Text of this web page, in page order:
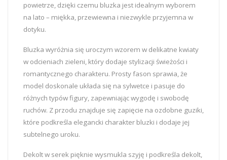
powietrze, dzięki czemu bluzka jest idealnym wyborem
na lato – miękka, przewiewna i niezwykle przyjemna w
dotyku.
Bluzka wyróżnia się uroczym wzorem w delikatne kwiaty
w odcieniach zieleni, który dodaje stylizacji świeżości i
romantycznego charakteru. Prosty fason sprawia, że
model doskonale układa się na sylwetce i pasuje do
różnych typów figury, zapewniając wygodę i swobodę
ruchów. Z przodu znajduje się zapięcie na ozdobne guziki,
które podkreśla elegancki charakter bluzki i dodaje jej
subtelnego uroku.
Dekolt w serek pięknie wysmukla szyję i podkreśla dekolt,